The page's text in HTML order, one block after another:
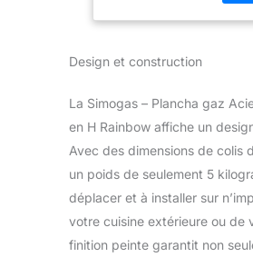
Design et construction
La Simogas – Plancha gaz
en H Rainbow affiche un
Avec des dimensions de colis
un poids de seulement 5
déplacer et à installer sur
votre cuisine extérieure ou de
finition peinte garantit non